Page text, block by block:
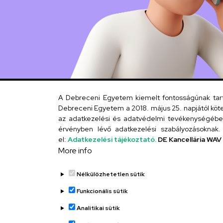
A Debreceni Egyetem kiemelt fontosságúnak
Debreceni Egyetem a 2018. május 25. napjától
az adatkezelési és adatvédelmi
érvényben lévő adatkezelési
el: Adatkezelési tájékoztató. DE Kancellária
More info
Nélkülözhetetlen sütik
Funkcionális sütik
Analitikai sütik